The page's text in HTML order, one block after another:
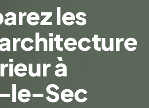
les
à
le-Sec